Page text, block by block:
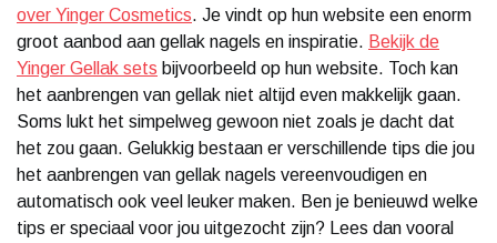
over Yinger Cosmetics. Je vindt op hun website een enorm
groot aanbod aan gellak nagels en inspiratie. Bekijk de
Yinger Gellak sets bijvoorbeeld op hun website. Toch kan
het aanbrengen van gellak niet altijd even makkelijk gaan.
Soms lukt het simpelweg gewoon niet zoals je dacht dat
het zou gaan. Gelukkig bestaan er verschillende tips die jou
het aanbrengen van gellak nagels vereenvoudigen en
automatisch ook veel leuker maken. Ben je benieuwd welke
tips er speciaal voor jou uitgezocht zijn? Lees dan vooral